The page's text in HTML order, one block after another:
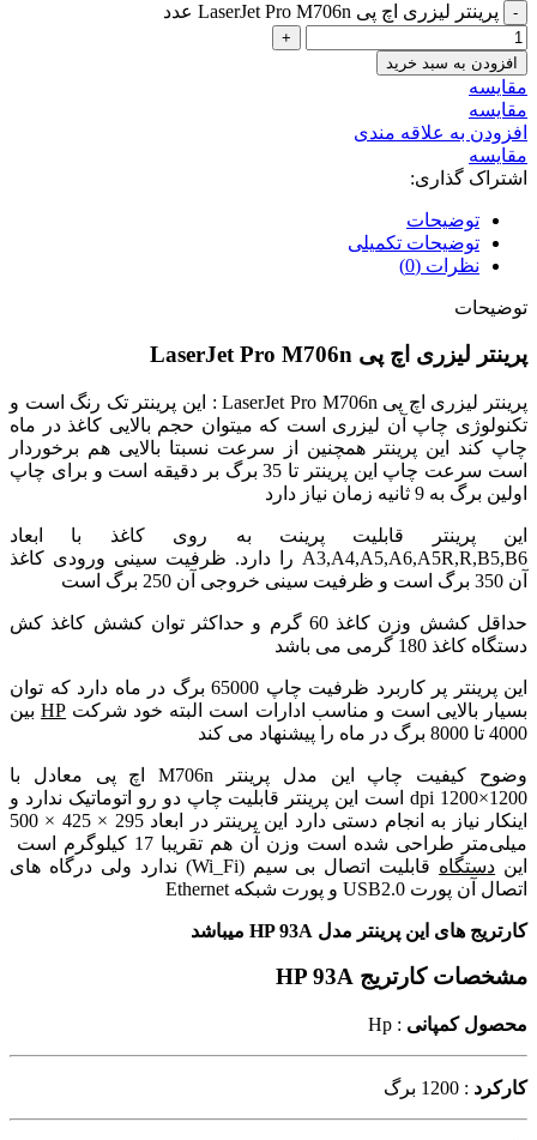
پرینتر لیزری اچ پی LaserJet Pro M706n عدد
افزودن به سبد خرید
مقايسه
مقایسه
افزودن به علاقه مندی
مقایسه
اشتراک گذاری:
توضیحات
توضیحات تکمیلی
نظرات (0)
توضیحات
پرینتر لیزری اچ پی LaserJet Pro M706n
پرینتر لیزری اچ پی LaserJet Pro M706n : این پرینتر تک رنگ است و
تکنولوژی چاپ آن لیزری است که میتوان حجم بالایی کاغذ در ماه
چاپ کند این پرینتر همچنین از سرعت نسبتا بالایی هم برخوردار
است سرعت چاپ این پرینتر تا 35 برگ بر دقیقه است و برای چاپ
اولین برگ به 9 ثانیه زمان نیاز دارد
این پرینتر قابلیت پرینت به روی کاغذ با ابعاد
A3,A4,A5,A6,A5R,R,B5,B6 را دارد. ظرفیت سینی ورودی کاغذ
آن 350 برگ است و ظرفیت سینی خروجی آن 250 برگ است
حداقل کشش وزن کاغذ 60 گرم و حداکثر توان کشش کاغذ کش
دستگاه کاغذ 180 گرمی می باشد
این پرینتر پر کاربرد ظرفیت چاپ 65000 برگ در ماه دارد که توان
بسیار بالایی است و مناسب ادارات است البته خود شرکت HPبین
4000 تا 8000 برگ در ماه را پیشنهاد می کند
وضوح کیفیت چاپ این مدل پرینتر M706n اچ پی معادل با
1200×1200 dpi است این پرینتر قابلیت چاپ دو رو اتوماتیک ندارد و
اینکار نیاز به انجام دستی دارد این پرینتر در ابعاد
295 × 425 × 500
میلی‌متر
طراحی شده است وزن آن هم تقریبا 17 کیلوگرم است
این دستگاه
قابلیت اتصال بی سیم (Wi_Fi) ندارد ولی درگاه های
اتصال آن پورت USB2.0 و پورت شبکه Ethernet
کارتریج های این پرینتر مدل HP 93A میباشد
مشخصات کارتریج HP 93A
محصول کمپانی : Hp
کارکرد : 1200 برگ